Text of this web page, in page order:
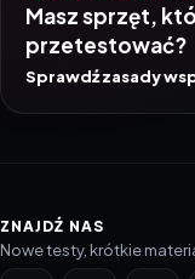
Masz sprzęt,
przetestować?
Sprawdź zasady
ZNAJDŹ NAS
Nowe testy, krótkie